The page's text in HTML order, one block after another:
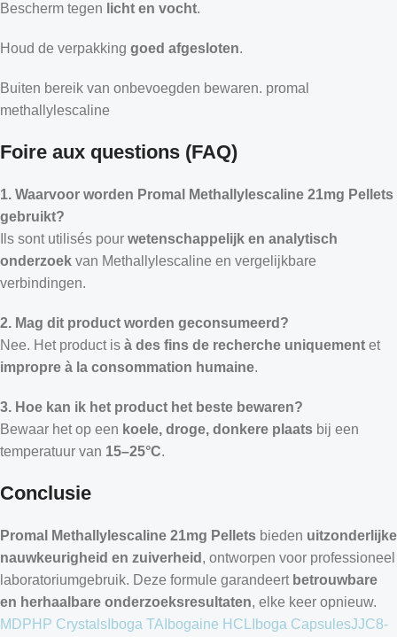
Bescherm tegen licht en vocht.
Houd de verpakking goed afgesloten.
Buiten bereik van onbevoegden bewaren. promal
methallylescaline​
Foire aux questions (FAQ)
1. Waarvoor worden Promal Methallylescaline 21mg Pellets
gebruikt?
Ils sont utilisés pour wetenschappelijk en analytisch
onderzoek van Methallylescaline en vergelijkbare
verbindingen.
2. Mag dit product worden geconsumeerd?
Nee. Het product is à des fins de recherche uniquement et
impropre à la consommation humaine.
3. Hoe kan ik het product het beste bewaren?
Bewaar het op een koele, droge, donkere plaats bij een
temperatuur van 15–25°C.
Conclusie
Promal Methallylescaline 21mg Pellets bieden uitzonderlijke
nauwkeurigheid en zuiverheid , ontworpen voor professioneel
laboratoriumgebruik. Deze formule garandeert betrouwbare
en herhaalbare onderzoeksresultaten, elke keer opnieuw.
MDPHP Crystals Iboga TA Ibogaine HCL Iboga CapsulesJJC8-